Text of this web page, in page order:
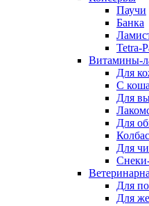
Паучи
Банка
Tetra-
Витамины-
Для
С
Для
Для
Для
Для
Для